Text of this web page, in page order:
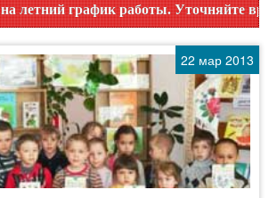
Уточняйте время работы по
22 мар 2013